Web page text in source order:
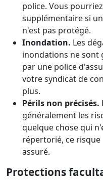
police. Vous
supplémentaire si
n'est pas protégé.
Inondation. Les
inondations ne sont
par une police
votre syndicat de
plus.
Périls non précisés.
généralement les
quelque chose qui
répertorié, ce
assuré.
Protections